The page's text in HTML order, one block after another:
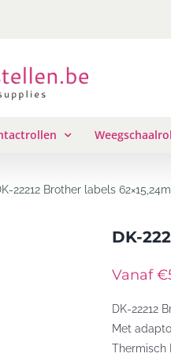
22212 Brother labels
DK-
Vanaf
DK-22212
Met
Thermisch